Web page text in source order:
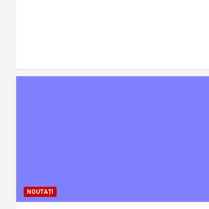
NOUTAȚI